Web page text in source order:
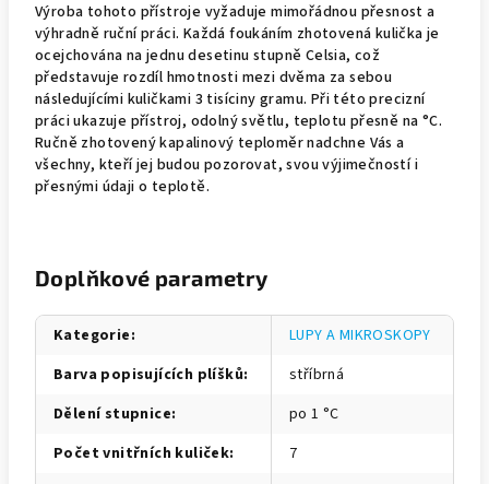
Výroba tohoto přístroje vyžaduje mimořádnou přesnost a
výhradně ruční práci. Každá foukáním zhotovená kulička je
ocejchována na jednu desetinu stupně Celsia, což
představuje rozdíl hmotnosti mezi dvěma za sebou
následujícími kuličkami 3 tisíciny gramu. Při této precizní
práci ukazuje přístroj, odolný světlu, teplotu přesně na °C.
Ručně zhotovený kapalinový teploměr nadchne Vás a
všechny, kteří jej budou pozorovat, svou výjimečností i
přesnými údaji o teplotě.
Doplňkové parametry
Kategorie:
LUPY A MIKROSKOPY
Barva popisujících plíšků:
stříbrná
Dělení stupnice:
po 1 °C
Počet vnitřních kuliček:
7